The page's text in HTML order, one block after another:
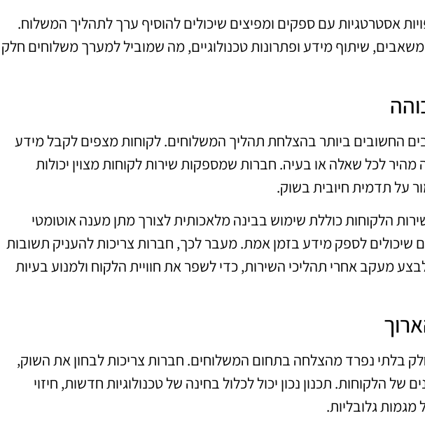
אסטרטגיות עם ספקים ומפיצים שיכולים להוסיף ערך לתהליך המשלוח.
משאבים, שיתוף מידע ופתרונות טכנולוגיים, מה שמוביל למערך משלוחים חלק
החשובים ביותר בהצלחת תהליך המשלוחים. לקוחות מצפים לקבל מידע
לכל שאלה או בעיה. חברות שמספקות שירות לקוחות מצוין יכולות
על תדמית חיובית בשוק.
הלקוחות כוללת שימוש בבינה מלאכותית לצורך מתן מענה אוטומטי
שיכולים לספק מידע בזמן אמת. מעבר לכך, חברות צריכות להעניק תשובות
מעקב אחרי תהליכי השירות, כדי לשפר את חוויית הלקוח ולמנוע בעיות
בלתי נפרד מהצלחה בתחום המשלוחים. חברות צריכות לבחון את השוק,
הלקוחות. תכנון נכון יכול לכלול בחינה של טכנולוגיות חדשות, חיזוי
גלובליות.